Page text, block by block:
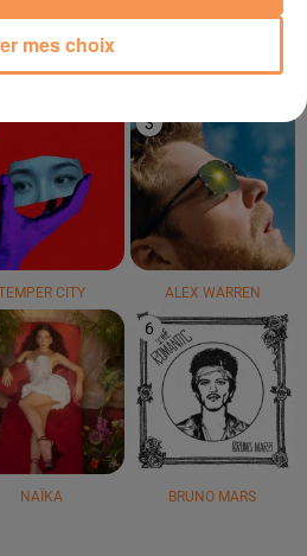
CITY
3
ALEX WARREN
NAÏKA
6
BRUNO MARS
mes choix